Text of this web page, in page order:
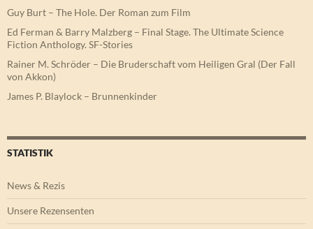
Guy Burt – The Hole. Der Roman zum Film
Ed Ferman & Barry Malzberg – Final Stage. The Ultimate Science
Fiction Anthology. SF-Stories
Rainer M. Schröder – Die Bruderschaft vom Heiligen Gral (Der Fall
von Akkon)
James P. Blaylock – Brunnenkinder
STATISTIK
News & Rezis
Unsere Rezensenten